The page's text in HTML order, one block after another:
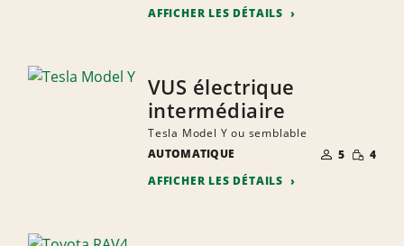
AFFICHER LES DÉTAILS
VUS électrique
intermédiaire
Tesla Model Y ou semblable
AUTOMATIQUE
NOMBRE DE
PERSONNES
5 RÉDUITE
4
AFFICHER LES DÉTAILS